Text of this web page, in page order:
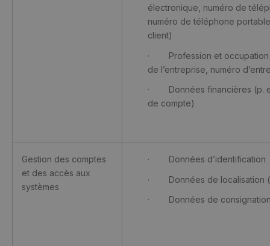
électronique, numéro de
numéro de téléphone
client)
· Profession et occupation
de l’entreprise, numéro
· Données financières (p.
de compte)
Gestion des comptes
et des accès aux
systèmes
· Données d’identification
· Données de localisation
· Données de